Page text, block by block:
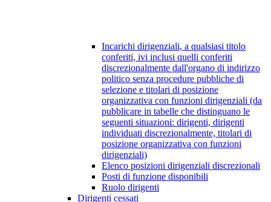
Incarichi dirigenziali, a qualsiasi titolo
conferiti, ivi inclusi quelli conferiti
discrezionalmente dall'organo di indirizzo
politico senza procedure pubbliche di
selezione e titolari di posizione
organizzativa con funzioni dirigenziali (da
pubblicare in tabelle che distinguano le
seguenti situazioni: dirigenti, dirigenti
individuati discrezionalmente, titolari di
posizione organizzativa con funzioni
dirigenziali)
Elenco posizioni dirigenziali discrezionali
Posti di funzione disponibili
Ruolo dirigenti
Dirigenti cessati